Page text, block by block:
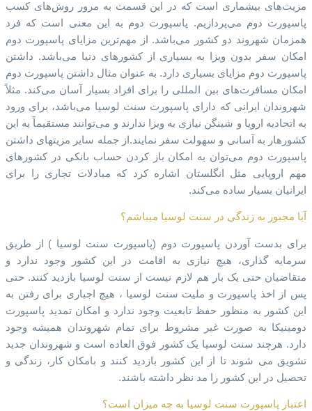
مزیت‌های بیشماری است که در این قسمت به مرور روش‌های کسب
پاسپورت دوم می‌پردازیم. پاسپورت دوم به این معنی است که فرد
همزمان شهروند دو کشور می‌باشد. از مهم‌ترین مزایای پاسپورت دوم
امکان سفر بدون ویزا به بسیاری از کشورهای دنیا می‌باشد. داشتن
پاسپورت دوم مزایای بسیاری دارد. به عنوان مثال داشتن پاسپورت دوم
امکان مسافرت‌های بین المللی را برای افراد بسیار آسان می‌کند. مثلاً
شهروندان ایرانی که دارای پاسپورت سنت لوسیا می‌باشد، برای ورود
به اتحادیه اروپا و شینگن نیازی به ویزا ندارند و می‌توانند مستقیماً به این
کشورهار به آسانی و سهولت سفر نمایند.از جمله سایر مزیتهای داشتن
پاسپورت دوم می‌توان به امکان باز کردن حساب بانکی در کشورهای
مهم اروپایی مثل انگلستان اشاره کرد که مبادلات تجاری را برای
ایرانیان بسیار ساده می‌کند.
آیا مجبور به زندگی در سنت لوسیا میباشم؟
برای بدست آوردن پاسپورت دوم (پاسپورت سنت لوسیا ) از طریق
سرمایه گذاری، هیچ نیازی به اقامت در این کشور وجود ندارد و
متقاضیان حتی یک بار هم لازم نیست از سنت لوسیا بازدید کنند. حتی
پس از اخذ پاسپورت و ملیت سنت لوسیا ، هیچ اجباری برای رفتن به
این کشور به منظور حفظ تابعیت وجود ندارد و امکان تمدید پاسپورت
دومینیکا به صورت غیر مشروط برای تمام شهروندان همیشه وجود
دارد. هرچند سنت لوسیا یک کشور فوق العاده است و شهروندان جدید
تشویق می شوند تا از این کشور بازدید کنند و بامکان کار، زندگی و
تحصیل در این کشور را مد نظر داشته باشند.
اعتبار پاسپورت سنت لوسیا به چه میزان است؟